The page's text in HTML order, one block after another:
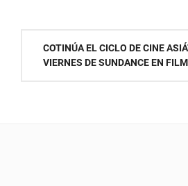
Navegación
COTINÚA EL CICLO DE CINE
VIERNES DE SUNDANCE EN